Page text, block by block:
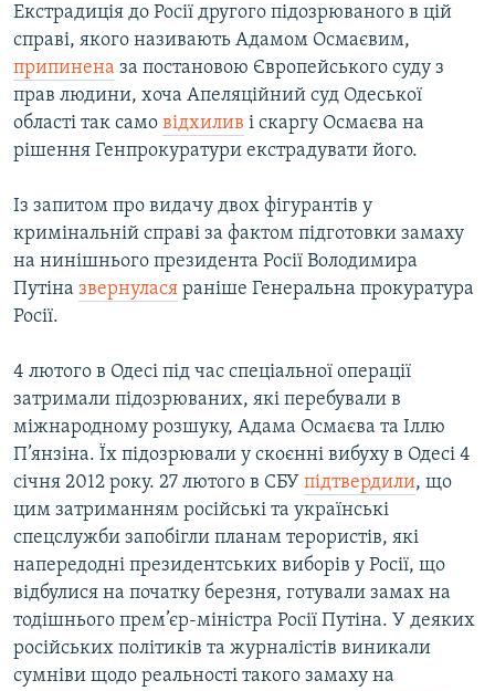
Усі сайти RFE/RL
Екстрадиція до Росії другого підозрюваного в цій
справі, якого називають Адамом Осмаєвим,
припинена за постановою Європейського суду з
прав людини, хоча Апеляційний суд Одеської
області так само відхилив і скаргу Осмаєва на
рішення Генпрокуратури екстрадувати його.
Із запитом про видачу двох фігурантів у
кримінальній справі за фактом підготовки замаху
на нинішнього президента Росії Володимира
Путіна звернулася раніше Генеральна прокуратура
Росії.
4 лютого в Одесі під час спеціальної операції
затримали підозрюваних, які перебували в
міжнародному розшуку, Адама Осмаєва та Іллю
П’янзіна. Їх підозрювали у скоєнні вибуху в Одесі 4
січня 2012 року. 27 лютого в СБУ підтвердили, що
цим затриманням російські та українські
спецслужби запобігли планам терористів, які
напередодні президентських виборів у Росії, що
відбулися на початку березня, готували замах на
тодішнього прем’єр-міністра Росії Путіна. У деяких
російських політиків та журналістів виникали
сумніви щодо реальності такого замаху на